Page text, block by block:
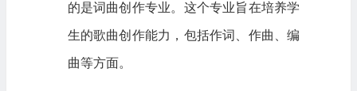
的是词曲创作专业。这个专业旨在培养学
生的歌曲创作能力，包括作词、作曲、编
曲等方面。